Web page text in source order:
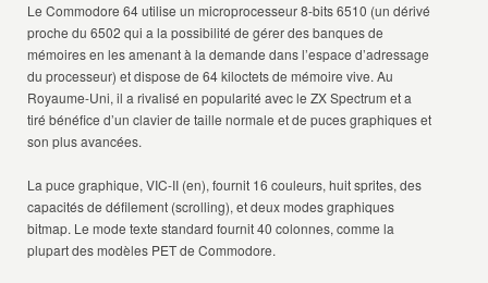
Le Commodore 64 utilise un microprocesseur 8-bits 6510 (un dérivé
proche du 6502 qui a la possibilité de gérer des banques de
mémoires en les amenant à la demande dans l’espace d’adressage
du processeur) et dispose de 64 kiloctets de mémoire vive. Au
Royaume-Uni, il a rivalisé en popularité avec le ZX Spectrum et a
tiré bénéfice d’un clavier de taille normale et de puces graphiques et
son plus avancées.
La puce graphique, VIC-II (en), fournit 16 couleurs, huit sprites, des
capacités de défilement (scrolling), et deux modes graphiques
bitmap. Le mode texte standard fournit 40 colonnes, comme la
plupart des modèles PET de Commodore.